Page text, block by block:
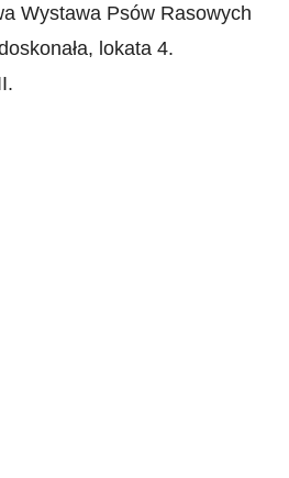
Wystawa Psów Rasowych
lokata 4.